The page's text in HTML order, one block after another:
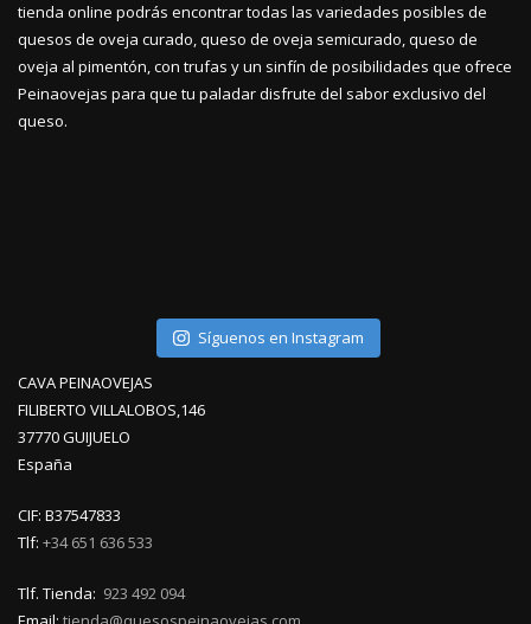
tienda online podrás encontrar todas las variedades posibles de
quesos de oveja curado, queso de oveja semicurado, queso de
oveja al pimentón, con trufas y un sinfín de posibilidades que ofrece
Peinaovejas para que tu paladar disfrute del sabor exclusivo del
queso.
Síguenos en Instagram
CAVA PEINAOVEJAS
FILIBERTO VILLALOBOS,146
37770 GUIJUELO
España
CIF: B37547833
Tlf: +34 651 636 533
Tlf. Tienda: 923 492 094